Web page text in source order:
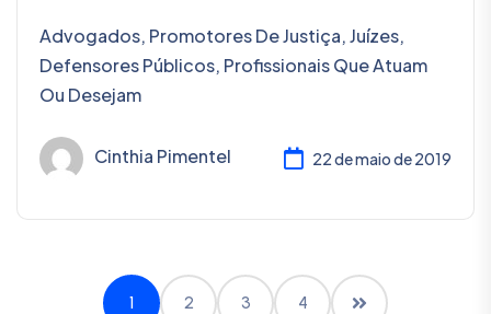
Advogados, Promotores De Justiça, Juízes,
Defensores Públicos, Profissionais Que Atuam
Ou Desejam
Cinthia Pimentel 22 de maio de 2019
1 2 3 4